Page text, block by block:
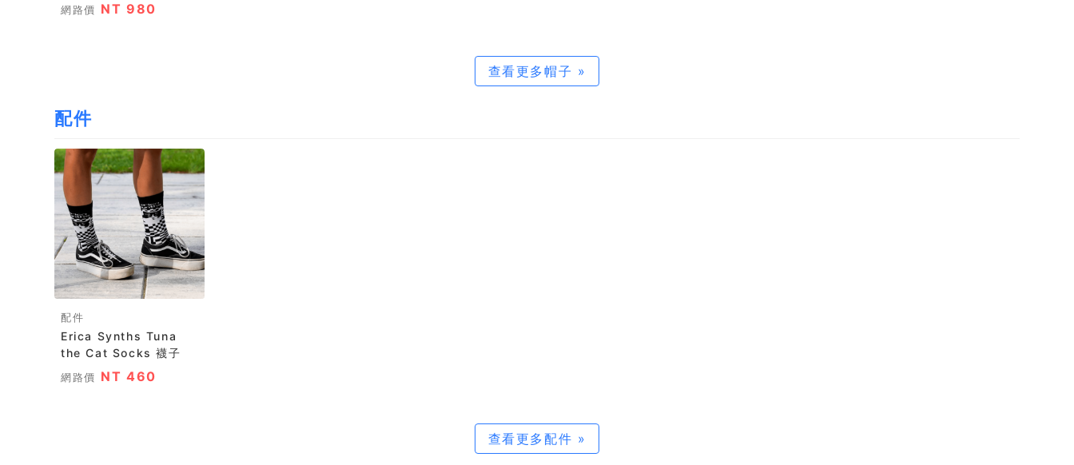
網路價 NT 980
查看更多帽子 »
配件
配件
Erica Synths Tuna
the Cat Socks 襪子
網路價 NT 460
查看更多配件 »